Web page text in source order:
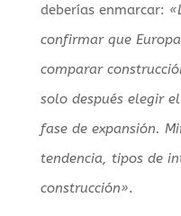
deberías enmarcar:
confirmar que
comparar
solo después elegir
fase de expansión.
tendencia, tipos de
construcción».